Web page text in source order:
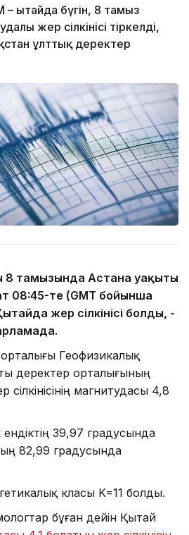
Қытайда бүгін, 8 тамыз
жер сілкінісі тіркелді,
ұлттық деректер
8 тамызында Астана уақыты
08:45-те (GMT бойынша
жер сілкінісі болды, -
Геофизикалық
деректер орталығының
сілкінісінің магнитудасы 4,8
ендіктің 39,97 градусында
82,99 градусында
класы K=11 болды.
бұған дейін Қытай